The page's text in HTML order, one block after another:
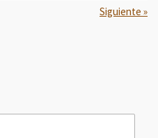
Siguiente »